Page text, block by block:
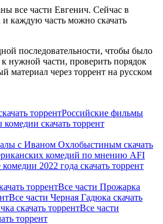
все части Евгенич. Сейчас в
и каждую часть можно скачать
последовательности, чтобы было
нужной части, проверить порядок
материал через торрент на русском
торрентРоссийские фильмы
скачать торрент
с Иваном Охлобыстиным скачать
комедий по мнению AFI
2022 года скачать торрент
торрентВсе части Прожарка
Все части Черная Гадюка скачать
скачать торрентВсе части
торрент